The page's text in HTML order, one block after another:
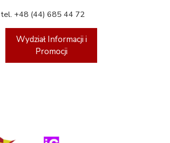
tel. +48 (44) 685 44 72
Wydział Informacji i
Promocji